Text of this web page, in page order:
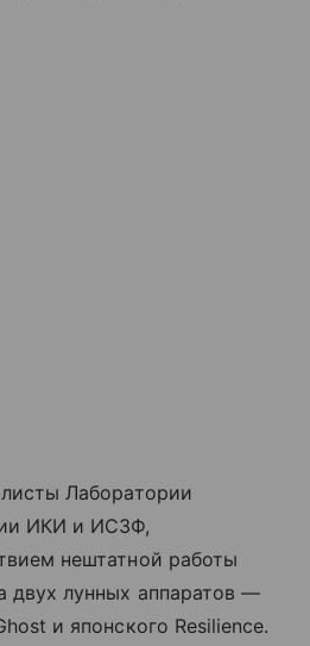
Лаборатории
ИКИ и ИСЗФ,
нештатной работы
двух лунных аппаратов —
и японского Resilience.